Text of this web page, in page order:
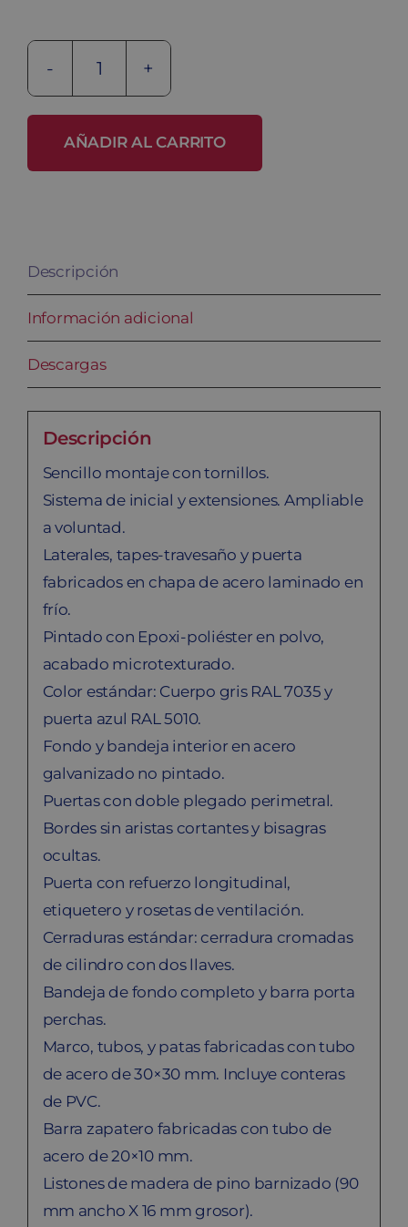
Taquilla
ECO
AÑADIR AL CARRITO
Descripción
Información adicional
Descargas
Descripción
Sencillo montaje con tornillos.
Sistema de inicial y extensiones. Ampliable
a voluntad.
Laterales, tapes-travesaño y puerta
fabricados en chapa de acero laminado en
frío.
Pintado con Epoxi-poliéster en polvo,
acabado microtexturado.
Color estándar: Cuerpo gris RAL 7035 y
puerta azul RAL 5010.
Fondo y bandeja interior en acero
galvanizado no pintado.
Puertas con doble plegado perimetral.
Bordes sin aristas cortantes y bisagras
ocultas.
Puerta con refuerzo longitudinal,
etiquetero y rosetas de ventilación.
Cerraduras estándar: cerradura cromadas
de cilindro con dos llaves.
Bandeja de fondo completo y barra porta
perchas.
Marco, tubos, y patas fabricadas con tubo
de acero de 30×30 mm. Incluye conteras
de PVC.
Barra zapatero fabricadas con tubo de
acero de 20×10 mm.
Listones de madera de pino barnizado (90
mm ancho X 16 mm grosor).